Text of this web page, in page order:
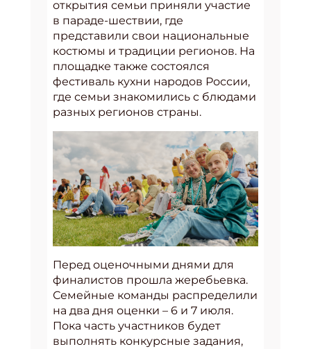
открытия семьи приняли участие
в параде-шествии, где
представили свои национальные
костюмы и традиции регионов. На
площадке также состоялся
фестиваль кухни народов России,
где семьи знакомились с блюдами
разных регионов страны.
Перед оценочными днями для
финалистов прошла жеребьевка.
Семейные команды распределили
на два дня оценки – 6 и 7 июля.
Пока часть участников будет
выполнять конкурсные задания,